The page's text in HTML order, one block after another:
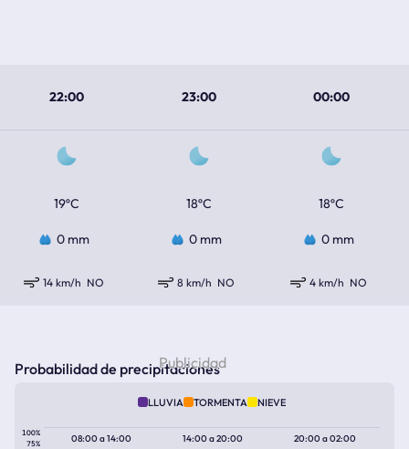
22:00 23:00 00:00
19ºC 18ºC 18ºC
0 mm 0 mm 0 mm
14 km/h NO 8 km/h NO 4 km/h NO
Probabilidad de precipitaciones
LLUVIA TORMENTA NIEVE
100%
75%
08:00a14:00 14:00a20:00 20:00a02:00